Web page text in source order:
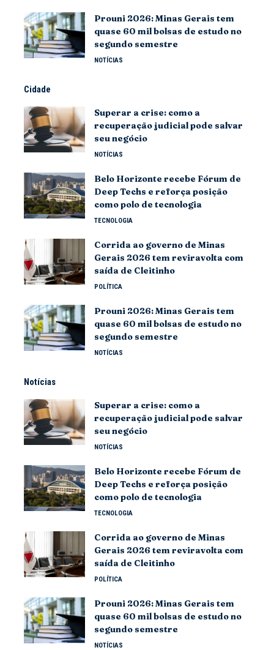
Prouni 2026: Minas Gerais tem
quase 60 mil bolsas de estudo no
segundo semestre
NOTÍCIAS
Cidade
Superar a crise: como a
recuperação judicial pode salvar
seu negócio
NOTÍCIAS
Belo Horizonte recebe Fórum de
Deep Techs e reforça posição
como polo de tecnologia
TECNOLOGIA
Corrida ao governo de Minas
Gerais 2026 tem reviravolta com
saída de Cleitinho
POLÍTICA
Prouni 2026: Minas Gerais tem
quase 60 mil bolsas de estudo no
segundo semestre
NOTÍCIAS
Notícias
Superar a crise: como a
recuperação judicial pode salvar
seu negócio
NOTÍCIAS
Belo Horizonte recebe Fórum de
Deep Techs e reforça posição
como polo de tecnologia
TECNOLOGIA
Corrida ao governo de Minas
Gerais 2026 tem reviravolta com
saída de Cleitinho
POLÍTICA
Prouni 2026: Minas Gerais tem
quase 60 mil bolsas de estudo no
segundo semestre
NOTÍCIAS